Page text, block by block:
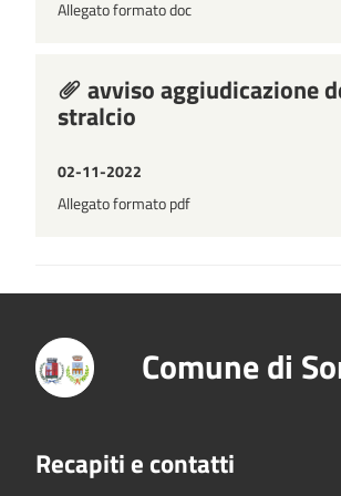
Allegato formato doc
avviso aggiudicazione
stralcio
02-11-2022
Allegato formato pdf
Comune di
Recapiti e contatti